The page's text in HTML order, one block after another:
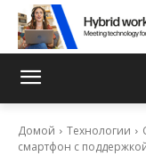
Домой Технологии
смартфон с